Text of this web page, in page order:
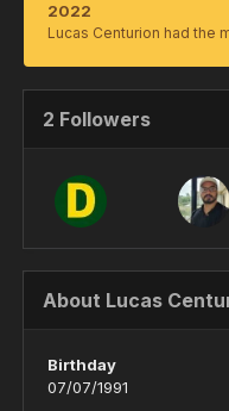
2022
Lucas Centurion had the
2 Followers
About Lucas
Birthday
07/07/1991